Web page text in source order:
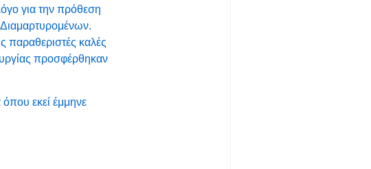
για την πρόθεση
παραθεριστές καλές
προσφέρθηκαν
εκεί έμμηνε